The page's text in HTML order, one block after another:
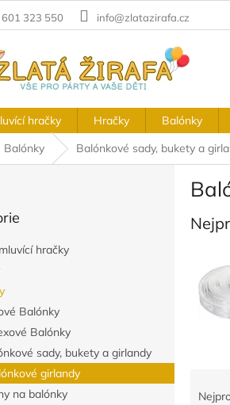
323 550 info@zlatazirafa.cz
hračky Hračky Balónky
Balónky Balónkové sady, bukety a
hračky
Balónky
Balónky
sady, bukety a girlandy
girlandy
na balónky